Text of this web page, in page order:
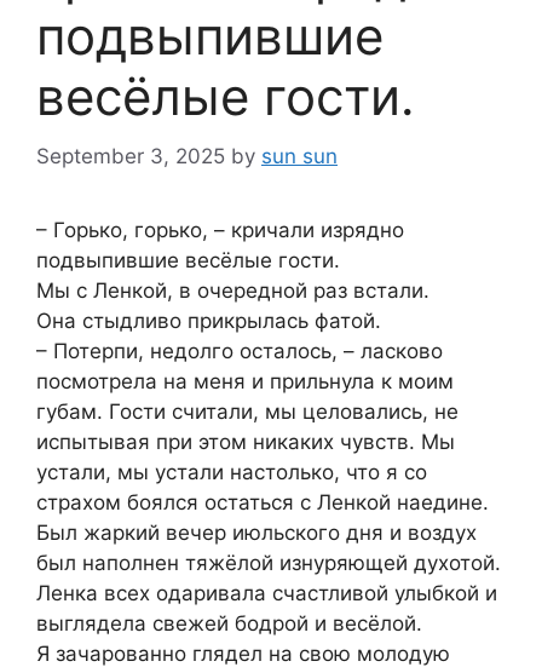
подвыпившие
весёлые гости.
September 3, 2025 by sun sun
– Горько, горько, – кричали изрядно
подвыпившие весёлые гости.
Мы с Ленкой, в очередной раз встали.
Она стыдливо прикрылась фатой.
– Потерпи, недолго осталось, – ласково
посмотрела на меня и прильнула к моим
губам. Гости считали, мы целовались, не
испытывая при этом никаких чувств. Мы
устали, мы устали настолько, что я со
страхом боялся остаться с Ленкой наедине.
Был жаркий вечер июльского дня и воздух
был наполнен тяжёлой изнуряющей духотой.
Ленка всех одаривала счастливой улыбкой и
выглядела свежей бодрой и весёлой.
Я зачарованно глядел на свою молодую